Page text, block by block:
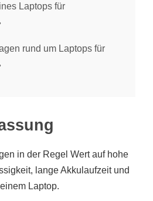
Laptops für
rund um Laptops für
in der Regel Wert auf hohe
lange Akkulaufzeit und
Laptop.